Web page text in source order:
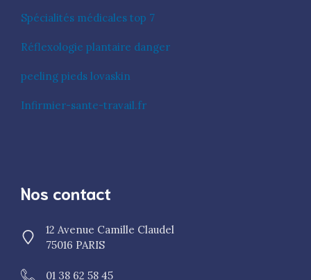
Spécialités médicales top 7
Réflexologie plantaire danger
peeling pieds lovaskin
Infirmier-sante-travail.fr
Nos contact
12 Avenue Camille Claudel
75016 PARIS
01 38 62 58 45